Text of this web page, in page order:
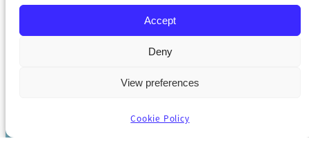
Accept
Deny
View preferences
Cookie Policy
お問い合わせ
Facebook
Copyright © Yugaf Biz Tower Urasoe Minatogawa. All